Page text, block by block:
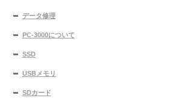
データ修理
PC-3000について
SSD
USBメモリ
SDカード